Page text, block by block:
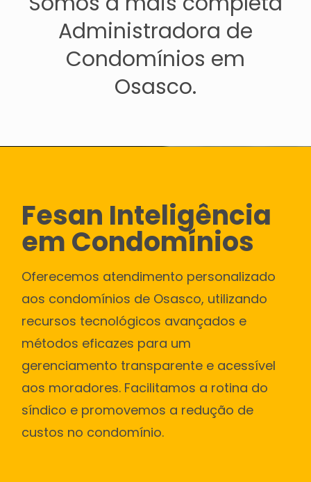
Administradora de
Condomínios em
Osasco.
Fesan Inteligência
em Condomínios
Oferecemos atendimento personalizado
aos condomínios de Osasco, utilizando
recursos tecnológicos avançados e
métodos eficazes para um
gerenciamento transparente e acessível
aos moradores. Facilitamos a rotina do
síndico e promovemos a redução de
custos no condomínio.